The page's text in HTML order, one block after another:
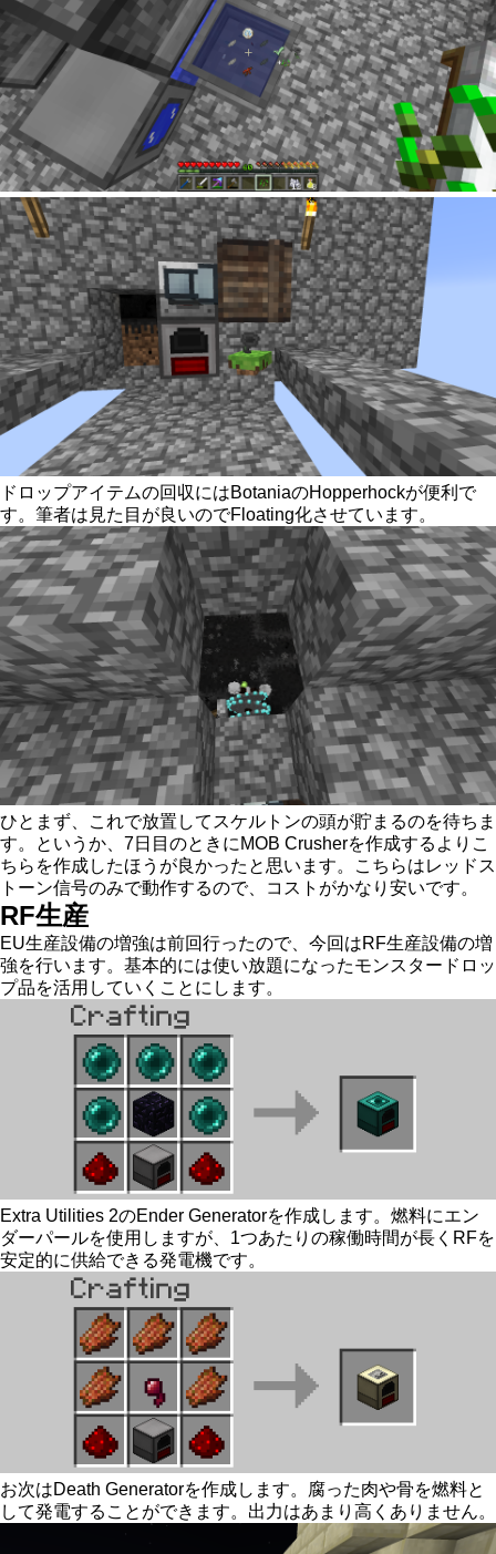
ドロップアイテムの回収にはBotaniaのHopperhockが便利で
す。筆者は見た目が良いのでFloating化させています。
ひとまず、これで放置してスケルトンの頭が貯まるのを待ちま
す。というか、7日目のときにMOB Crusherを作成するよりこ
ちらを作成したほうが良かったと思います。こちらはレッドス
トーン信号のみで動作するので、コストがかなり安いです。
RF生産
EU生産設備の増強は前回行ったので、今回はRF生産設備の増
強を行います。基本的には使い放題になったモンスタードロッ
プ品を活用していくことにします。
Extra Utilities 2のEnder Generatorを作成します。燃料にエン
ダーパールを使用しますが、1つあたりの稼働時間が長くRFを
安定的に供給できる発電機です。
お次はDeath Generatorを作成します。腐った肉や骨を燃料と
して発電することができます。出力はあまり高くありません。